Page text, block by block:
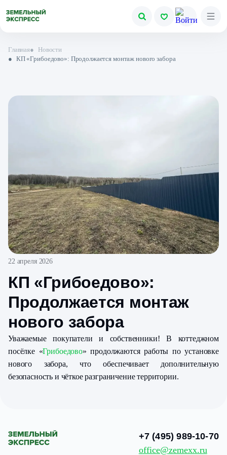
Главная●
Новости
● КП «Грибоедово»: Продолжается монтаж нового забора
22 апреля 2026
КП «Грибоедово»:
Продолжается монтаж
нового забора
Уважаемые покупатели и собственники! В коттеджном
посёлке «Грибоедово» продолжаются работы по установке
нового забора, что обеспечивает дополнительную
безопасность и чёткое разграничение территории.
+7 (495) 989-10-70
office@zemexx.ru